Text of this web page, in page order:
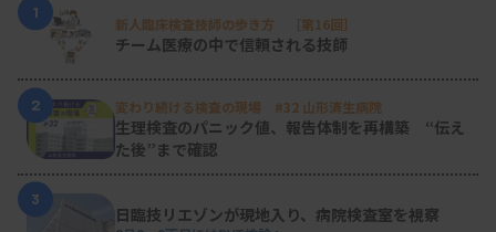
1
新人臨床検査技師の歩き方 ［第16回］
チーム医療の中で信頼される技師
2 変わり続ける検査の現場 #32 山形済生病院
生理検査のパニック値、報告体制を再構築 “伝え
た後”まで確認
3
日臨技リエゾンが現地入り、病院検査室を視察